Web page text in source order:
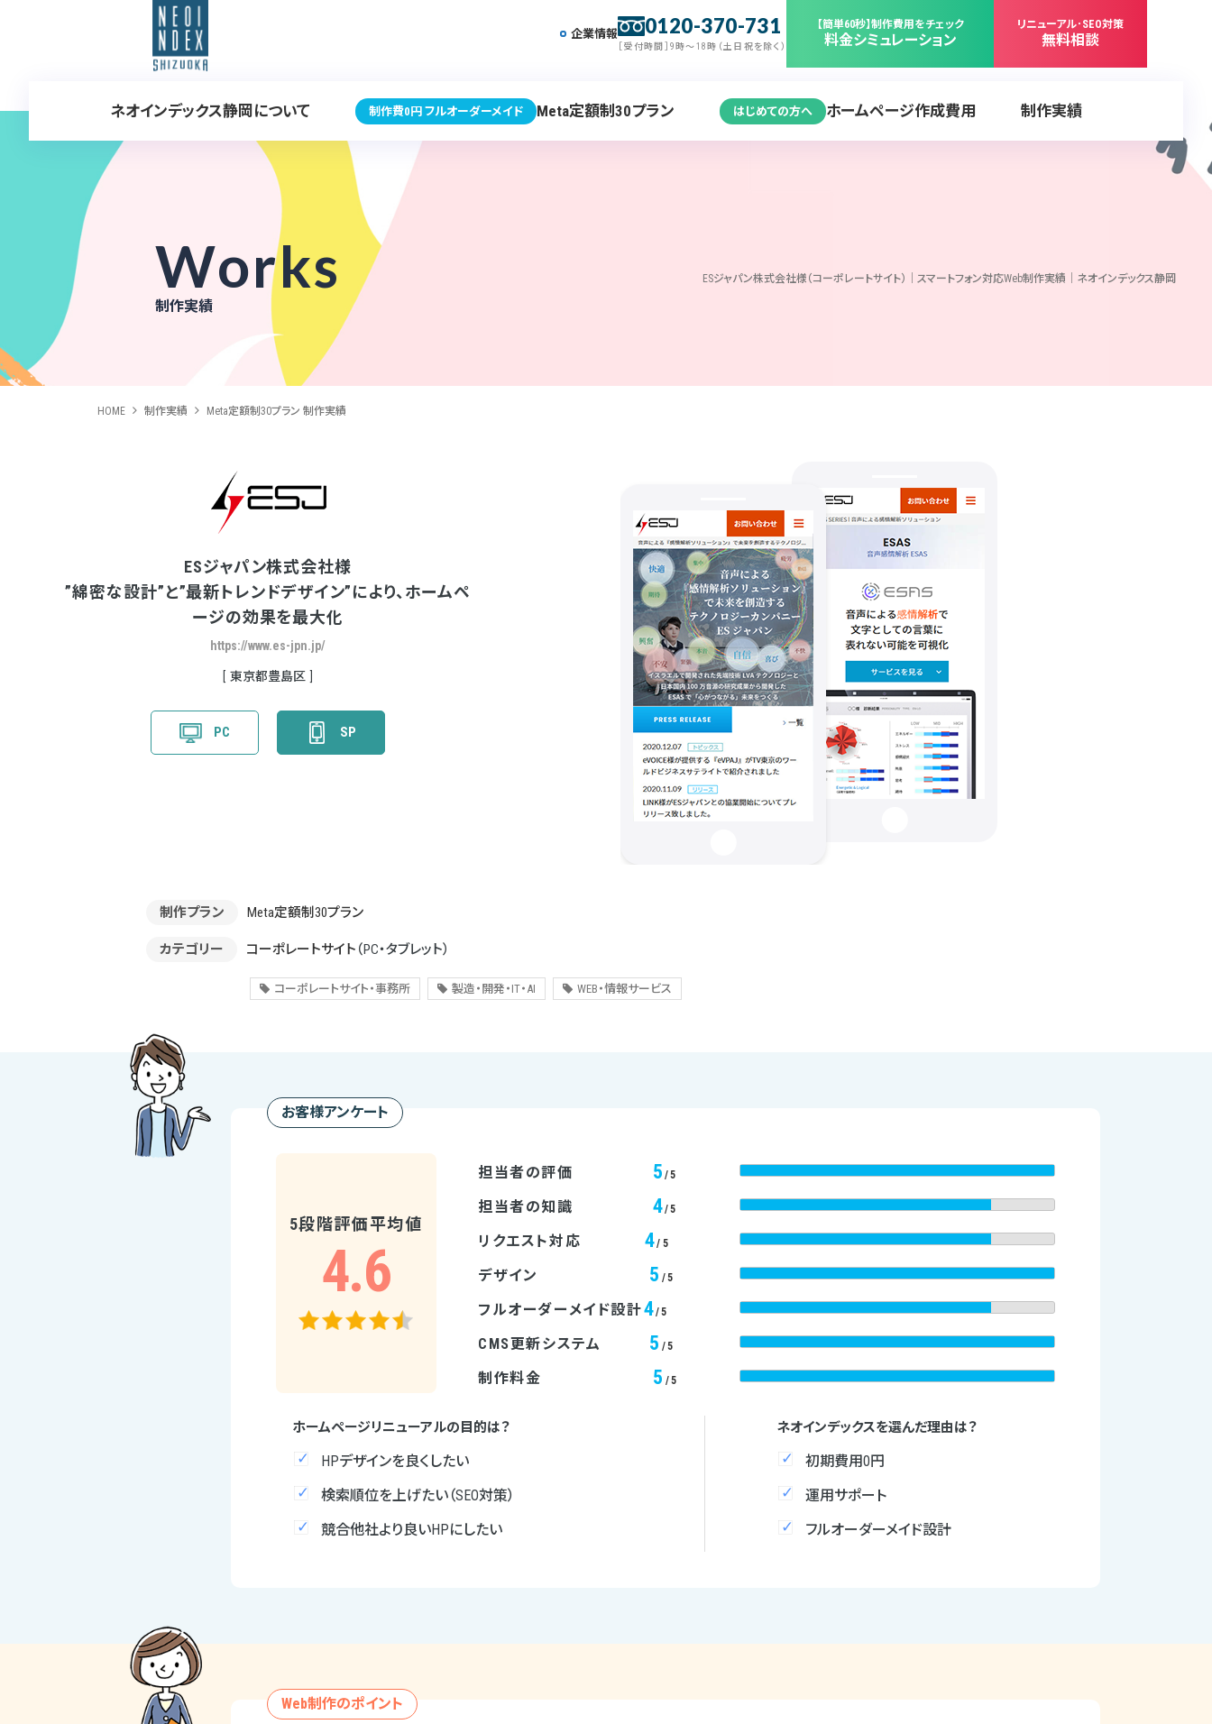
企業情報 0120-370-731
［受付時間］9時～18時（土日祝を除く）
【簡単60秒】制作費用をチェック
料金シミュレーション
リニューアル･SEO対策
無料相談
ネオインデックス静岡について 制作費0円 フルオーダーメイド Meta定額制30プラン はじめての方へ ホームページ作成費用 制作実績
ESジャパン株式会社様（コーポレートサイト）｜スマートフォン対応Web制作実績｜ネオインデックス静岡
Works
制作実績
HOME 制作実績 Meta定額制30プラン 制作実績
ESジャパン株式会社様
”綿密な設計”と”最新トレンドデザイン”により、ホームペ
ージの効果を最大化
https://www.es-jpn.jp/
東京都豊島区
PC SP
制作プラン Meta定額制30プラン
カテゴリー コーポレートサイト （PC・タブレット）
コーポレートサイト・事務所 製造・開発・IT・AI WEB・情報サービス
お客様アンケート
5段階評価平均値
4.6
担当者の評価 5 /5
担当者の知識 4/5
リクエスト対応 4/5
デザイン 5 /5
フルオーダーメイド設計4/5
CMS更新システム 5 /5
制作料金 5 /5
ホームページリニューアルの目的は？
HPデザインを良くしたい
検索順位を上げたい（SEO対策）
競合他社より良いHPにしたい
ネオインデックスを選んだ理由は？
初期費用0円
運用サポート
フルオーダーメイド設計
Web制作のポイント